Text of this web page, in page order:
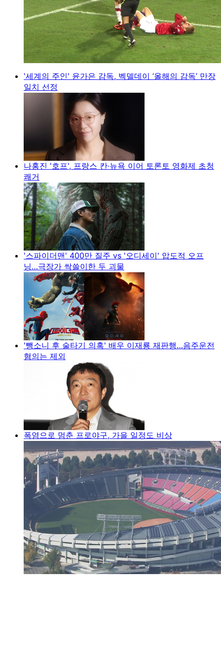
'세계의 주인' 윤가은 감독, 벡델데이 ‘올해의 감독’ 만장
일치 선정
나홍진 '호프', 프랑스 칸·뉴욕 이어 토론토 영화제 초청
쾌거
'스파이더맨' 400만 질주 vs '오디세이' 압도적 오프
닝…극장가 싹쓸이한 두 괴물
'뺑소니 후 술타기 의혹' 배우 이재룡 재판행…음주운전
혐의는 제외
폭염으로 멈춘 프로야구, 가을 일정도 비상